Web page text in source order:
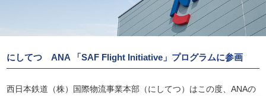
にしてつ ANA 「SAF Flight Initiative」プログラムに参画
西日本鉄道（株）国際物流事業本部（にしてつ）はこの度、ANAの